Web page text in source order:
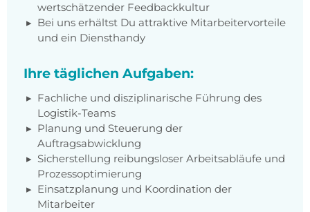
wertschätzender Feedbackkultur
Bei uns erhältst Du attraktive Mitarbeitervorteile
und ein Diensthandy
Ihre täglichen Aufgaben:
Fachliche und disziplinarische Führung des
Logistik-Teams
Planung und Steuerung der
Auftragsabwicklung
Sicherstellung reibungsloser Arbeitsabläufe und
Prozessoptimierung
Einsatzplanung und Koordination der
Mitarbeiter